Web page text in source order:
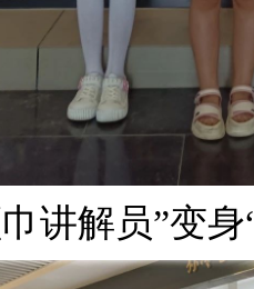
讲解员”变